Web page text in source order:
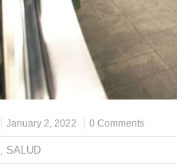
January 2, 2022 0 Comments
, SALUD